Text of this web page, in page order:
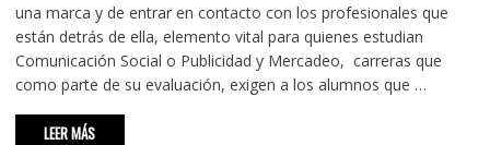
una marca y de entrar en contacto con los profesionales que
están detrás de ella, elemento vital para quienes estudian
Comunicación Social o Publicidad y Mercadeo, carreras que
como parte de su evaluación, exigen a los alumnos que …
LEER MÁS